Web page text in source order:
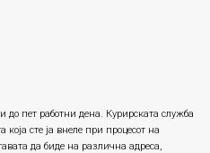
до пет работни дена. Курирската служба
која сте ја внеле при процесот на
да биде на различна адреса,